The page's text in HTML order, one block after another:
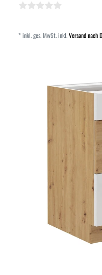
*inkl. ges. MwSt.inkl.Versand nach